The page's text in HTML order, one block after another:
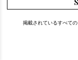
掲載されているすべて